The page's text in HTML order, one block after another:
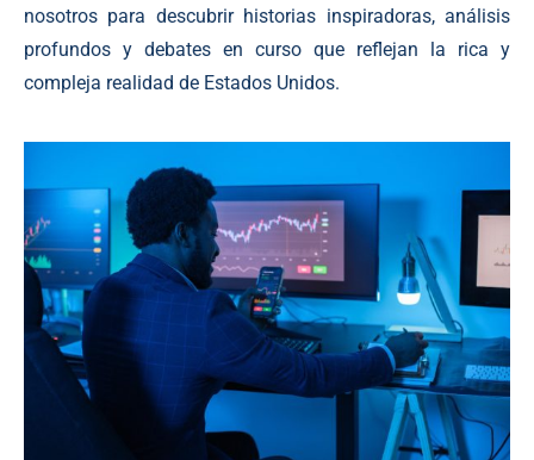
nosotros para descubrir historias inspiradoras, análisis
profundos y debates en curso que reflejan la rica y
compleja realidad de Estados Unidos.